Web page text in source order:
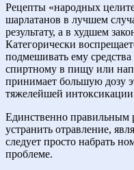
Рецепты «народных
шарлатанов в лучшем
результату, а в худшем
Категорически
подмешивать ему
спиртному в пищу или
принимает большую дозу
тяжелейшей
Единственно правильным
устранить отравление,
следует просто набрать
проблеме.